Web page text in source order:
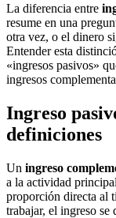
La diferencia entre
resume en una
otra vez, o el dinero
Entender esta
«ingresos pasivos»
ingresos
Ingreso
definiciones
Un ingreso
a la actividad
proporción directa al
trabajar, el ingreso se